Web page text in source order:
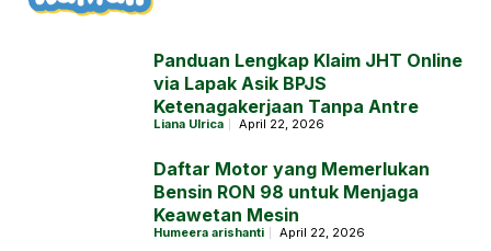
Panduan Lengkap Klaim JHT Online
via Lapak Asik BPJS
Ketenagakerjaan Tanpa Antre
Liana Ulrica April 22, 2026
Daftar Motor yang Memerlukan
Bensin RON 98 untuk Menjaga
Keawetan Mesin
Humeera arishanti April 22, 2026